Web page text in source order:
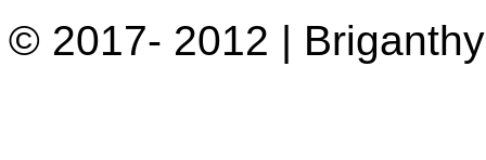
© 2017- 2012 |